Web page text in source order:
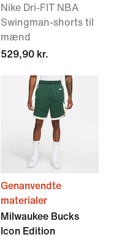
Nike Dri-FIT NBA
Swingman-shorts til
mænd
529,90 kr.
Genanvendte
materialer
Milwaukee Bucks
Icon Edition